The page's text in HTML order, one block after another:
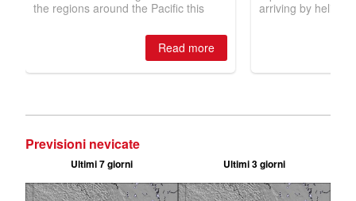
Previsioni nevicate
Ultimi 7 giorni Ultimi 3 giorni